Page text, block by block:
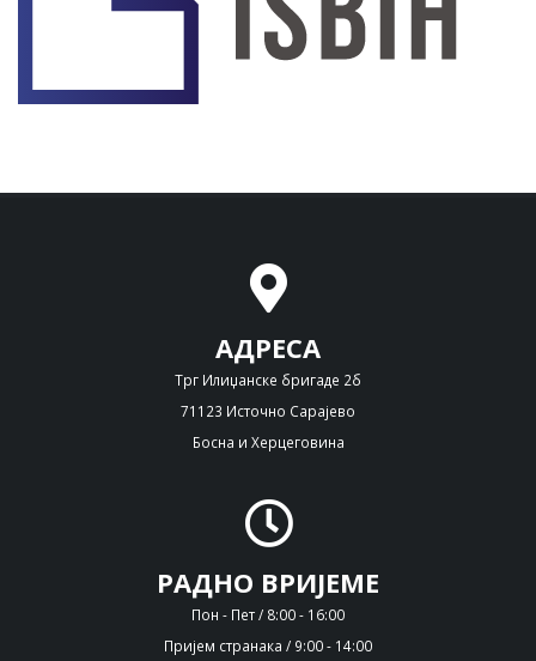
АДРЕСА
Трг Илиџанске бригаде 2б
71123 Источно Сарајево
Босна и Херцеговина
РАДНО ВРИЈЕМЕ
Пон - Пет / 8:00 - 16:00
Пријем странака / 9:00 - 14:00